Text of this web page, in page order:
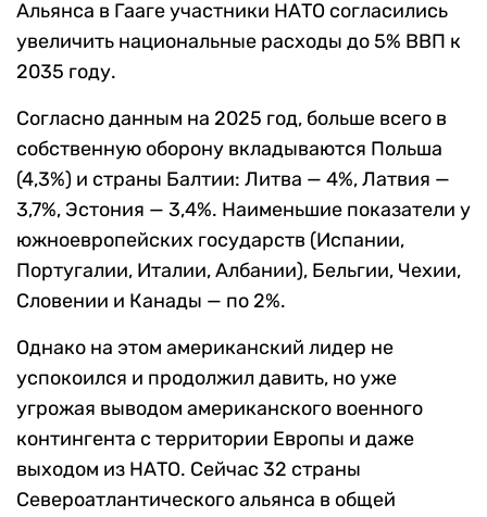
Альянса в Гааге участники НАТО согласились
увеличить национальные расходы до 5% ВВП к
2035 году.
Согласно данным на 2025 год, больше всего в
собственную оборону вкладываются Польша
(4,3%) и страны Балтии: Литва — 4%, Латвия —
3,7%, Эстония — 3,4%. Наименьшие показатели у
южноевропейских государств (Испании,
Португалии, Италии, Албании), Бельгии, Чехии,
Словении и Канады — по 2%.
Однако на этом американский лидер не
успокоился и продолжил давить, но уже
угрожая выводом американского военного
контингента с территории Европы и даже
выходом из НАТО. Сейчас 32 страны
Североатлантического альянса в общей